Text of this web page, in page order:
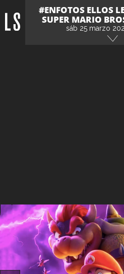
#ENFOTOS ELLOS
SUPER MARIO
sáb 25 marzo